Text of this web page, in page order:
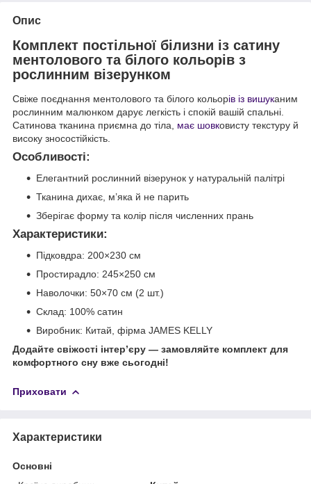
Опис
Комплект постільної білизни із сатину
ментолового та білого кольорів з
рослинним візерунком
Свіже поєднання ментолового та білого кольорів із вишуканим
рослинним малюнком дарує легкість і спокій вашій спальні.
Сатинова тканина приємна до тіла, має шовковисту текстуру й
високу зносостійкість.
Особливості:
Елегантний рослинний візерунок у натуральній палітрі
Тканина дихає, м’яка й не парить
Зберігає форму та колір після численних прань
Характеристики:
Підковдра: 200×230 см
Простирадло: 245×250 см
Наволочки: 50×70 см (2 шт.)
Склад: 100% сатин
Виробник: Китай, фірма JAMES KELLY
Додайте свіжості інтер’єру — замовляйте комплект для
комфортного сну вже сьогодні!
Приховати
Характеристики
Основні